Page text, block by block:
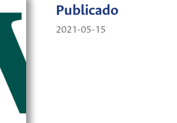
Publicado
2021-05-15